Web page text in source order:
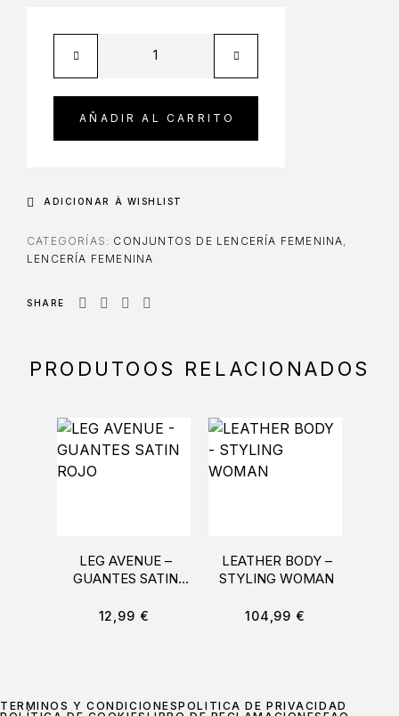
AÑADIR AL CARRITO
ADICIONAR À WISHLIST
CATEGORÍAS: CONJUNTOS DE LENCERÍA FEMENINA
LENCERÍA FEMENINA
SHARE
PRODUTOOS RELACIONADOS
LEG AVENUE –
GUANTES SATIN
12,99 €
LEATHER BODY –
STYLING WOMAN
104,99 €
TÉRMINOS Y CONDICIONESPOLÍTICA DE PRIVACIDAD